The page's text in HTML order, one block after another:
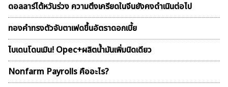
ดอลลาร์ไต้หวันร่วง ความตึงเครียดในจีนยังคงดำเนินต่อไป
ทองคำทรงตัวจับตาเฟดขึ้นอัตราดอกเบี้ย
ไบเดนโดนเมิน! Opec+ผลิตน้ำมันเพิ่มนิดเดียว
Nonfarm Payrolls คืออะไร?